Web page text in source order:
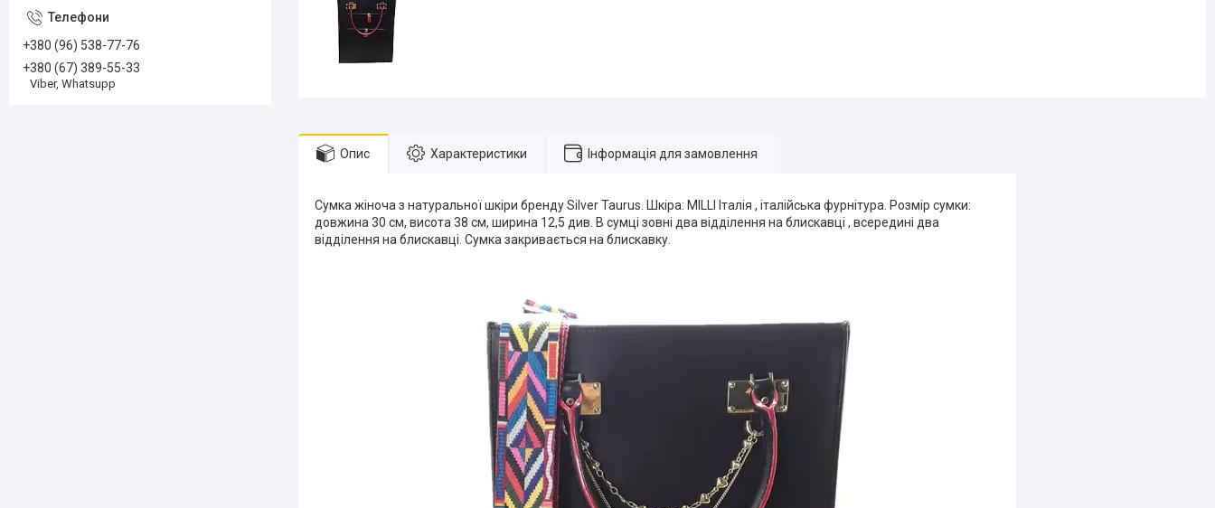
Опис Характеристики Інформація для замовлення
Сумка жіноча з натуральної шкіри бренду Silver Taurus. Шкіра: MILLI Італія , італійська фурнітура. Розмір сумки:
довжина 30 см, висота 38 см, ширина 12,5 див. В сумці зовні два відділення на блискавці , всередині два
відділення на блискавці. Сумка закривається на блискавку.
+380 (96) 538-77-76
+380 (67) 389-55-33
Viber, Whatsupp